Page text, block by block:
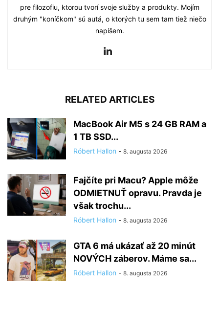
pre filozofiu, ktorou tvorí svoje služby a produkty. Mojím
druhým "koníčkom" sú autá, o ktorých tu sem tam tiež niečo
napíšem.
RELATED ARTICLES
MacBook Air M5 s 24 GB RAM a
1 TB SSD...
Róbert Hallon - 8. augusta 2026
Fajčíte pri Macu? Apple môže
ODMIETNUŤ opravu. Pravda je
však trochu...
Róbert Hallon - 8. augusta 2026
GTA 6 má ukázať až 20 minút
NOVÝCH záberov. Máme sa...
Róbert Hallon - 8. augusta 2026